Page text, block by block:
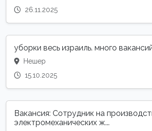
26.11.2025
уборки весь израиль. много
Нешер
15.10.2025
Вакансия: Сотрудник на
электромеханических ж...